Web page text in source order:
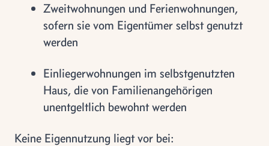
Zweitwohnungen und Ferienwohnungen,
sofern sie vom Eigentümer selbst genutzt
werden
Einliegerwohnungen im selbstgenutzten
Haus, die von Familienangehörigen
unentgeltlich bewohnt werden
Keine Eigennutzung liegt vor bei: